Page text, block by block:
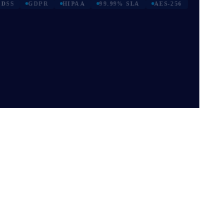
GDPR HIPAA 99.99% SLA AES-256